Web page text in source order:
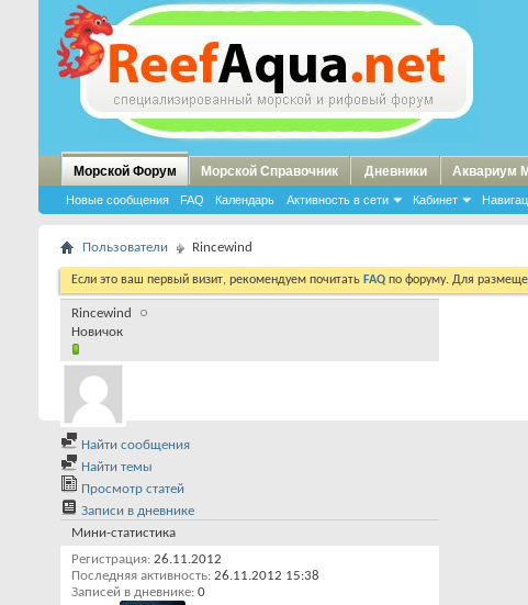
Морской Форум
Новые сообщения FAQ Календарь Активность в сети Кабинет
Морской Справочник Дневники Аквариум
Пользователи Rincewind
Если это ваш первый визит, рекомендуем почитать FAQ по форуму. Для
Rincewind
Новичок
Найти сообщения
Найти темы
Просмотр статей
Записи в дневнике
Мини-статистика
Регистрация 26.11.2012
Последняя активность 26.11.2012 15:38
Записей в дневнике 0